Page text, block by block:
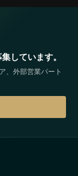
しています。
、外部営業パート